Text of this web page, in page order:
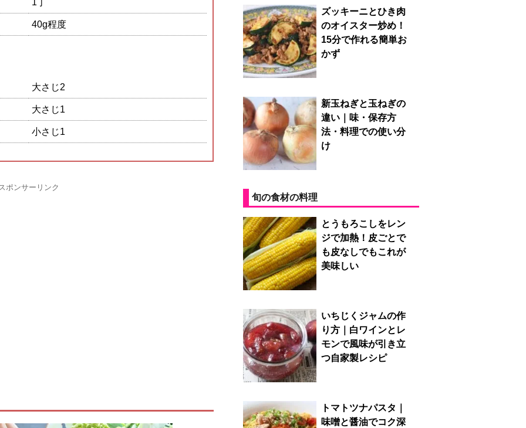
1丁
40g程度
大さじ2
大さじ1
小さじ1
ポンサーリンク
ズッキーニとひき肉
のオイスター炒め！
15分で作れる簡単お
かず
新玉ねぎと玉ねぎの
違い｜味・保存方
法・料理での使い分
け
旬の食材の料理
とうもろこしをレン
ジで加熱！皮ごとで
も皮なしでもこれが
美味しい
いちじくジャムの作
り方｜白ワインとレ
モンで風味が引き立
つ自家製レシピ
トマトツナパスタ｜
味噌と醤油でコク深